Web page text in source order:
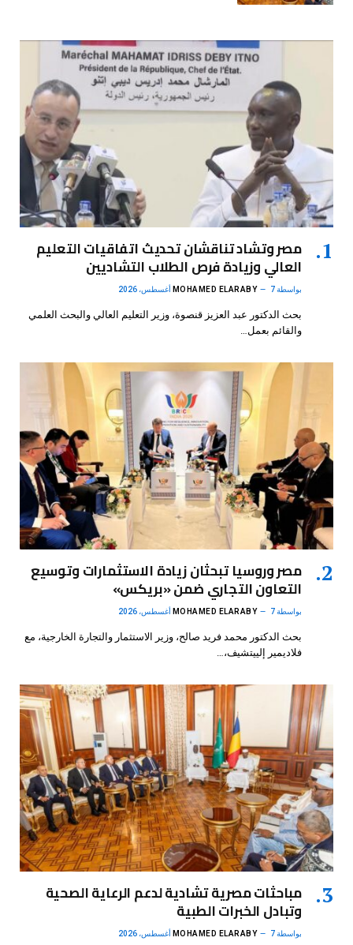
مصر وتشاد تناقشان تحديث اتفاقيات التعليم
العالي وزيادة فرص الطلاب التشاديين
بواسطة MOHAMED ELARABY 7 أغسطس، 2026
بحث الدكتور عبد العزيز قنصوة، وزير التعليم العالي والبحث العلمي
والقائم بعمل…
مصر وروسيا تبحثان زيادة الاستثمارات وتوسيع
التعاون التجاري ضمن «بريكس»
بواسطة MOHAMED ELARABY 7 أغسطس، 2026
بحث الدكتور محمد فريد صالح، وزير الاستثمار والتجارة الخارجية، مع
فلاديمير إلييتشيف،…
مباحثات مصرية تشادية لدعم الرعاية الصحية
وتبادل الخبرات الطبية
بواسطة MOHAMED ELARABY 7 أغسطس، 2026